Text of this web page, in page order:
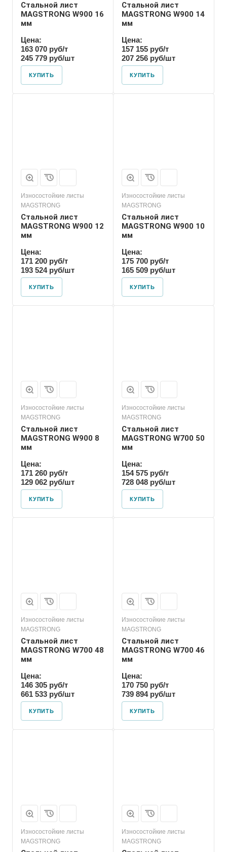
Стальной лист
MAGSTRONG W900 16
мм
Цена:
163 070 руб/т
245 779 руб/шт
КУПИТЬ
Стальной лист
MAGSTRONG W900 14
мм
Цена:
157 155 руб/т
207 256 руб/шт
КУПИТЬ
Износостойкие листы
MAGSTRONG
Стальной лист
MAGSTRONG W900 12
мм
Цена:
171 200 руб/т
193 524 руб/шт
КУПИТЬ
Износостойкие листы
MAGSTRONG
Стальной лист
MAGSTRONG W900 10
мм
Цена:
175 700 руб/т
165 509 руб/шт
КУПИТЬ
Износостойкие листы
MAGSTRONG
Стальной лист
MAGSTRONG W900 8
мм
Цена:
171 260 руб/т
129 062 руб/шт
КУПИТЬ
Износостойкие листы
MAGSTRONG
Стальной лист
MAGSTRONG W700 50
мм
Цена:
154 575 руб/т
728 048 руб/шт
КУПИТЬ
Износостойкие листы
MAGSTRONG
Стальной лист
MAGSTRONG W700 48
мм
Цена:
146 305 руб/т
661 533 руб/шт
КУПИТЬ
Износостойкие листы
MAGSTRONG
Стальной лист
MAGSTRONG W700 46
мм
Цена:
170 750 руб/т
739 894 руб/шт
КУПИТЬ
Износостойкие листы
MAGSTRONG
Износостойкие листы
MAGSTRONG